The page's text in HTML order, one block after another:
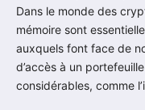
Dans le monde des
mémoire sont
auxquels font face de
d’accès à un
considérables, comme